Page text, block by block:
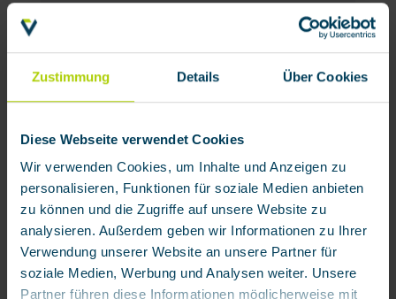
Zustimmung Details Über Cookies
Diese Webseite verwendet Cookies
Wir verwenden Cookies, um Inhalte und Anzeigen zu
personalisieren, Funktionen für soziale Medien anbieten
zu können und die Zugriffe auf unsere Website zu
analysieren. Außerdem geben wir Informationen zu Ihrer
Verwendung unserer Website an unsere Partner für
soziale Medien, Werbung und Analysen weiter. Unsere
Partner führen diese Informationen möglicherweise mit
Zubehör
Filteraufnahme 5570/70